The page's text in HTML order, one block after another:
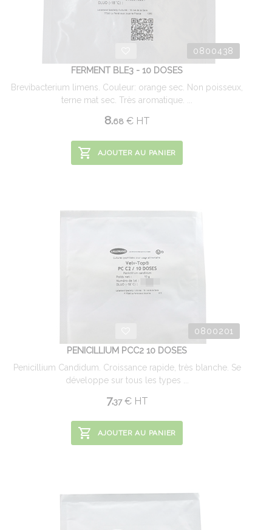
0800438
FERMENT BLE3 - 10 DOSES
Brevibacterium limens. Couleur: orange sec. Non poisseux,
terne mat sec. Très aromatique. ...
8.68 €HT
AJOUTER AU PANIER
0800201
PENICILLIUM PCC2 10 DOSES
Penicillium Candidum. Croissance rapide, très blanche. Se
développe sur tous les types ...
7.37 €HT
AJOUTER AU PANIER